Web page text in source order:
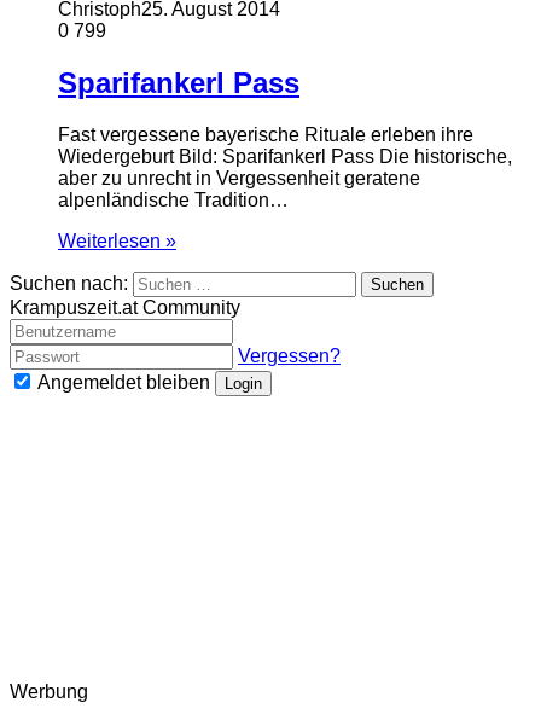
Christoph25. August 2014
0 799
Sparifankerl Pass
Fast vergessene bayerische Rituale erleben ihre
Wiedergeburt Bild: Sparifankerl Pass Die historische,
aber zu unrecht in Vergessenheit geratene
alpenländische Tradition…
Weiterlesen »
Suchen nach:
Krampuszeit.at Community
Vergessen?
Angemeldet bleiben
Login
Werbung